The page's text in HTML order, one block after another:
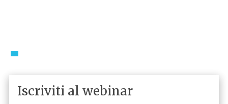
Iscriviti al webinar